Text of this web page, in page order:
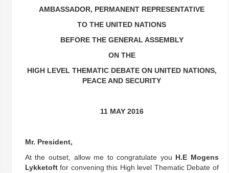
AMBASSADOR, PERMANENT REPRESENTATIVE
TO THE UNITED NATIONS
BEFORE THE GENERAL ASSEMBLY
ON THE
HIGH LEVEL THEMATIC DEBATE ON UNITED NATIONS,
PEACE AND SECURITY
11 MAY 2016
Mr. President,
At the outset, allow me to congratulate you H.E Mogens
Lykketoftfor convening this High level Thematic Debate of